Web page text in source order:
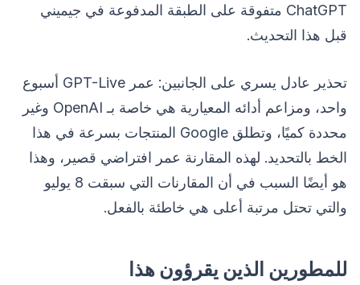
ChatGPT متفوقة على الطبقة المدفوعة في جيميني
قبل هذا التحديث.
تحذير عادل يسري على الجانبين: عمر GPT-Live أسبوع
واحد، ومزاعم أدائه المعيارية هي خاصة بـ OpenAI وغير
محددة كميًا، وتطلق Google المنتجات بسرعة في هذا
الخط بالتحديد. لهذه المقارنة عمر افتراضي قصير، وهذا
هو أيضًا السبب في أن المقارنات التي سبقت 8 يوليو
والتي تحتل مرتبة أعلى هي خاطئة بالفعل.
للمطورين الذين يقرؤون هذا